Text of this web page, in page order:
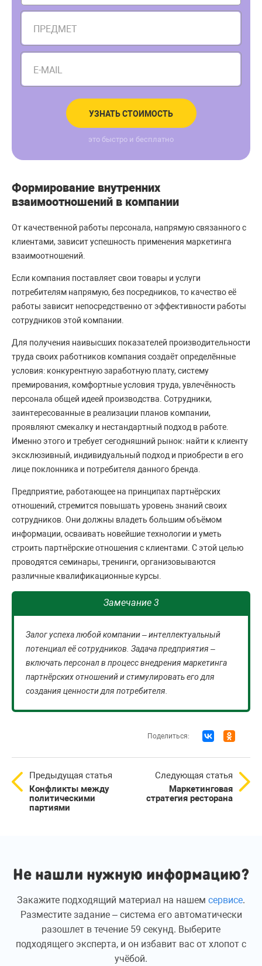
ПРЕДМЕТ
E-MAIL
УЗНАТЬ СТОИМОСТЬ
это быстро и бесплатно
Формирование внутренних
взаимоотношений в компании
От качественной работы персонала, напрямую связанного с
клиентами, зависит успешность применения маркетинга
взаимоотношений.
Если компания поставляет свои товары и услуги
потребителям напрямую, без посредников, то качество её
работы зависит непосредственно от эффективности работы
сотрудников этой компании.
Для получения наивысших показателей производительности
труда своих работников компания создаёт определённые
условия: конкурентную заработную плату, систему
премирования, комфортные условия труда, увлечённость
персонала общей идеей производства. Сотрудники,
заинтересованные в реализации планов компании,
проявляют смекалку и нестандартный подход в работе.
Именно этого и требует сегодняшний рынок: найти к клиенту
эксклюзивный, индивидуальный подход и приобрести в его
лице поклонника и потребителя данного бренда.
Предприятие, работающее на принципах партнёрских
отношений, стремится повышать уровень знаний своих
сотрудников. Они должны владеть большим объёмом
информации, осваивать новейшие технологии и уметь
строить партнёрские отношения с клиентами. С этой целью
проводятся семинары, тренинги, организовываются
различные квалификационные курсы.
Замечание 3
Залог успеха любой компании – интеллектуальный
потенциал её сотрудников. Задача предприятия –
включать персонал в процесс внедрения маркетинга
партнёрских отношений и стимулировать его для
создания ценности для потребителя.
Поделиться:
Предыдущая статья
Конфликты между
политическими
партиями
Следующая статья
Маркетинговая
стратегия ресторана
Не нашли нужную информацию?
Закажите подходящий материал на нашем сервисе.
Разместите задание – система его автоматически
разошлет в течение 59 секунд. Выберите
подходящего эксперта, и он избавит вас от хлопот с
учёбой.